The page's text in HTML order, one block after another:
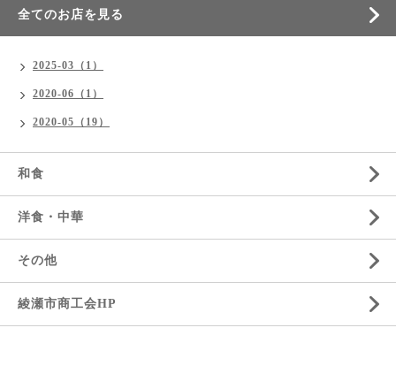
全てのお店を見る
2025-03（1）
2020-06（1）
2020-05（19）
和食
洋食・中華
その他
綾瀬市商工会HP